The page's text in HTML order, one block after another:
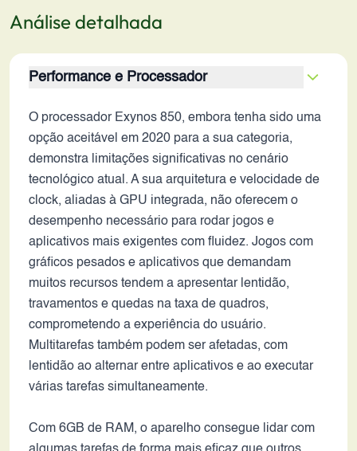
Análise detalhada
Performance e Processador
O processador Exynos 850, embora tenha sido uma
opção aceitável em 2020 para a sua categoria,
demonstra limitações significativas no cenário
tecnológico atual. A sua arquitetura e velocidade de
clock, aliadas à GPU integrada, não oferecem o
desempenho necessário para rodar jogos e
aplicativos mais exigentes com fluidez. Jogos com
gráficos pesados e aplicativos que demandam
muitos recursos tendem a apresentar lentidão,
travamentos e quedas na taxa de quadros,
comprometendo a experiência do usuário.
Multitarefas também podem ser afetadas, com
lentidão ao alternar entre aplicativos e ao executar
várias tarefas simultaneamente.
Com 6GB de RAM, o aparelho consegue lidar com